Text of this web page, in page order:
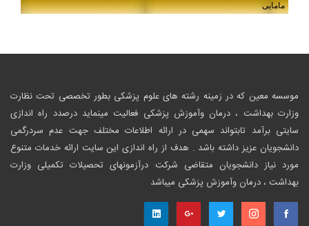
مامایی
موسسه معین که در زمینه رشته های علوم پزشکی بطور تخصصی تحت نظارت
وزارت بهداشت ، درمان وآموزش پزشکی فعالیت مینماید درصدد راه اندازی
سایتی برآمد تابتواند سهمی در ارائه اطلاعات مختلف جهت عدم سردرگمی
دانشجویان عزیز داشته باشد . هدف از راه اندازی این سایت ارائه خدمات متنوع
مورد نیاز دانشجویان متقاضی شرکت درآزمونهای تحصیلات تکمیلی وزارت
بهداشت ، درمان وآموزش پزشکی میباشد